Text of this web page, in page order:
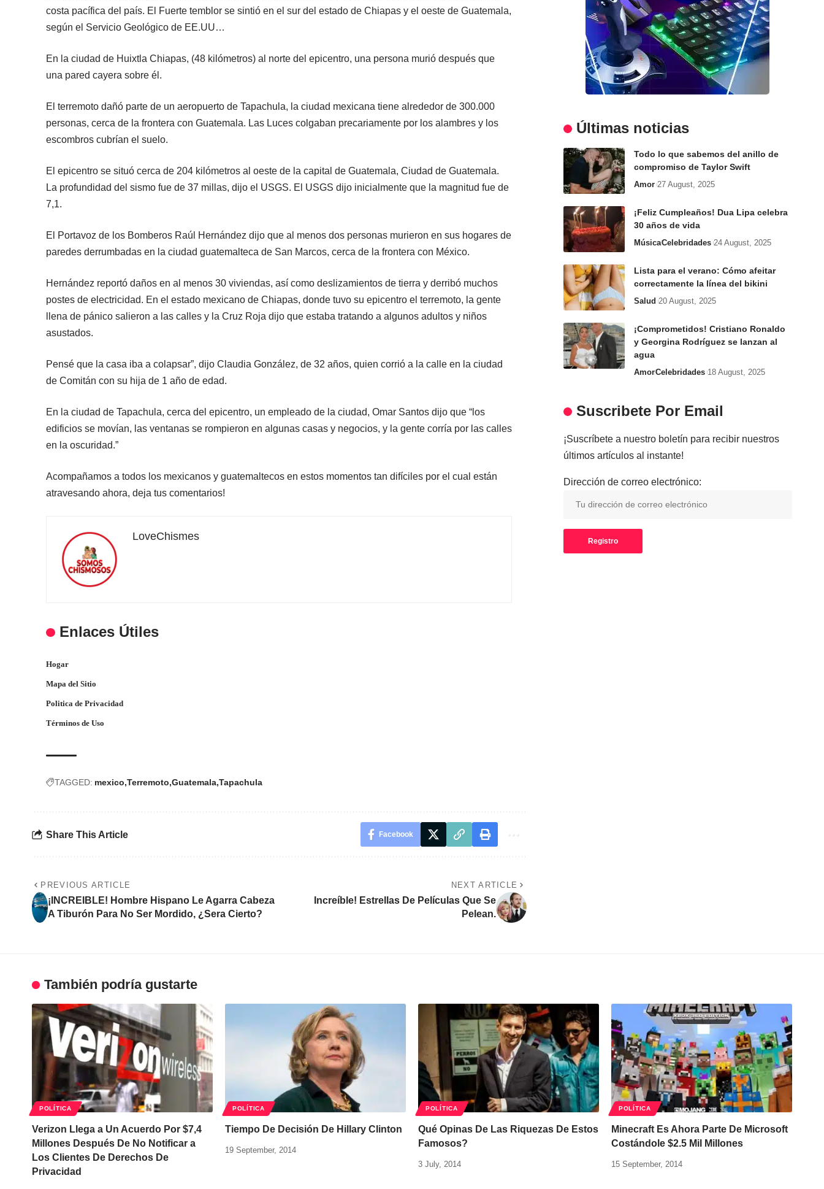
costa pacífica del país. El Fuerte temblor se sintió en el sur del estado de Chiapas y el oeste de Guatemala,
según el Servicio Geológico de EE.UU…
En la ciudad de Huixtla Chiapas, (48 kilómetros) al norte del epicentro, una persona murió después que
una pared cayera sobre él.
El terremoto dañó parte de un aeropuerto de Tapachula, la ciudad mexicana tiene alrededor de 300.000
personas, cerca de la frontera con Guatemala. Las Luces colgaban precariamente por los alambres y los
escombros cubrían el suelo.
El epicentro se situó cerca de 204 kilómetros al oeste de la capital de Guatemala, Ciudad de Guatemala.
La profundidad del sismo fue de 37 millas, dijo el USGS. El USGS dijo inicialmente que la magnitud fue de
7,1.
El Portavoz de los Bomberos Raúl Hernández dijo que al menos dos personas murieron en sus hogares de
paredes derrumbadas en la ciudad guatemalteca de San Marcos, cerca de la frontera con México.
Hernández reportó daños en al menos 30 viviendas, así como deslizamientos de tierra y derribó muchos
postes de electricidad. En el estado mexicano de Chiapas, donde tuvo su epicentro el terremoto, la gente
llena de pánico salieron a las calles y la Cruz Roja dijo que estaba tratando a algunos adultos y niños
asustados.
Pensé que la casa iba a colapsar”, dijo Claudia González, de 32 años, quien corrió a la calle en la ciudad
de Comitán con su hija de 1 año de edad.
En la ciudad de Tapachula, cerca del epicentro, un empleado de la ciudad, Omar Santos dijo que “los
edificios se movían, las ventanas se rompieron en algunas casas y negocios, y la gente corría por las calles
en la oscuridad.”
Acompañamos a todos los mexicanos y guatemaltecos en estos momentos tan difíciles por el cual están
atravesando ahora, deja tus comentarios!
LoveChismes
Enlaces Útiles
Hogar
Mapa del Sitio
Politica de Privacidad
Términos de Uso
TAGGED: mexico Terremoto Guatemala Tapachula
Share This Article Facebook
PREVIOUS ARTICLE
¡INCREIBLE! Hombre Hispano Le Agarra Cabeza
A Tiburón Para No Ser Mordido, ¿Sera Cierto?
NEXT ARTICLE
Increíble! Estrellas De Películas Que Se
Pelean.
Últimas noticias
Todo lo que sabemos del anillo de
compromiso de Taylor Swift
Amor 27 August, 2025
¡Feliz Cumpleaños! Dua Lipa celebra
30 años de vida
MúsicaCelebridades 24 August, 2025
Lista para el verano: Cómo afeitar
correctamente la línea del bikini
Salud 20 August, 2025
¡Comprometidos! Cristiano Ronaldo
y Georgina Rodríguez se lanzan al
agua
AmorCelebridades 18 August, 2025
Suscribete Por Email
¡Suscríbete a nuestro boletín para recibir nuestros
últimos artículos al instante!
Dirección de correo electrónico:
También podría gustarte
POLÍTICA
Verizon Llega a Un Acuerdo Por $7,4
Millones Después De No Notificar a
Los Clientes De Derechos De
Privacidad
POLÍTICA
Tiempo De Decisión De Hillary Clinton
19 September, 2014
POLÍTICA
Qué Opinas De Las Riquezas De Estos
Famosos?
3 July, 2014
POLÍTICA
Minecraft Es Ahora Parte De Microsoft
Costándole $2.5 Mil Millones
15 September, 2014